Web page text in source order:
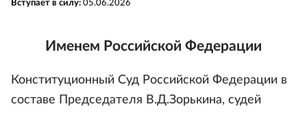
Вступает в силу: 05.06.2026
Именем Российской Федерации
Конституционный Суд Российской Федерации в
составе Председателя B.Д.Зорькина, судей